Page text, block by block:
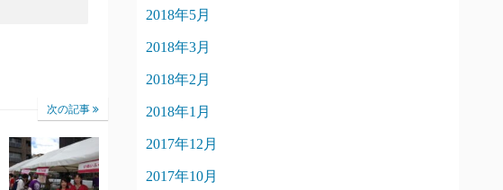
次の記事
2018年5月
2018年3月
2018年2月
2018年1月
2017年12月
2017年10月